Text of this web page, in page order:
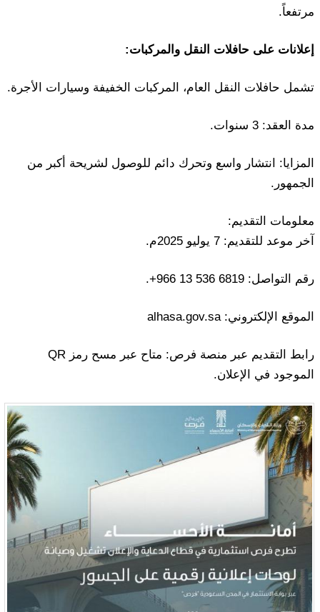
مرتفعاً.
إعلانات على حافلات النقل والمركبات:
تشمل حافلات النقل العام، المركبات الخفيفة وسيارات الأجرة.
مدة العقد: 3 سنوات.
المزايا: انتشار واسع وتحرك دائم للوصول لشريحة أكبر من
الجمهور.
معلومات التقديم:
آخر موعد للتقديم: 7 يوليو 2025م.
رقم التواصل: ‪+966 13 536 6819‬.
الموقع الإلكتروني: alhasa.gov.sa
رابط التقديم عبر منصة فرص: متاح عبر مسح رمز QR
الموجود في الإعلان.